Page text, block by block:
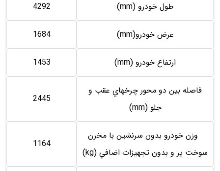
طول خودرو (mm) 4292
عرض خودرو(mm) 1684
ارتفاع خودرو (mm) 1453
فاصله بين دو محور چرخهاي عقب و
جلو (mm)
2445
وزن خودرو بدون سرنشين با مخزن
سوخت پر و بدون تجهيزات اضافي (kg)
1164